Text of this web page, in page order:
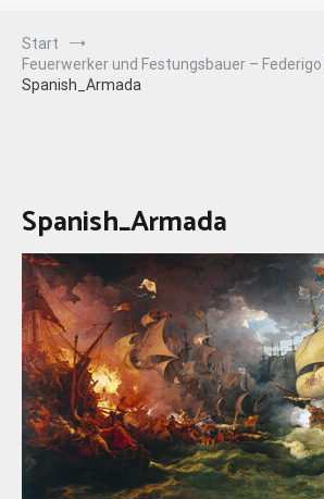
Start
Feuerwerker und Festungsbauer – Federigo
Spanish_Armada
Spanish_Armada